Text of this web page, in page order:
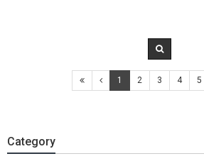
1 2 3 4 5
Category